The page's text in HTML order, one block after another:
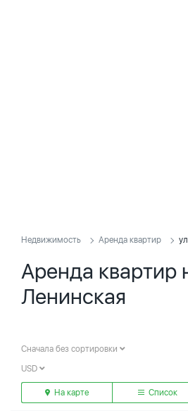
Недвижимость Аренда квартир
Аренда квартир
Ленинская
Сначала без сортировки
USD
На карте Список